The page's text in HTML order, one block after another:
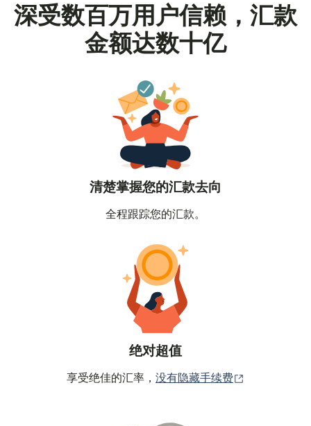
深受数百万用户信赖，汇款
金额达数十亿
清楚掌握您的汇款去向
全程跟踪您的汇款。
绝对超值
享受绝佳的汇率， 没有隐藏手续费